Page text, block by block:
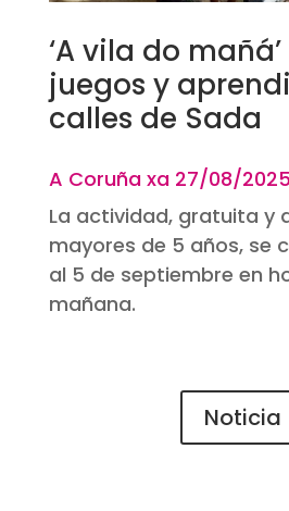
‘A vila do
juegos y
calles de Sada
A Coruña xa 27/08/
La actividad, gratuita y
mayores de 5 años, se
al 5 de septiembre en
mañana.
Noticia